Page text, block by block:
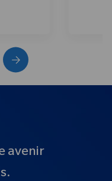
avenir